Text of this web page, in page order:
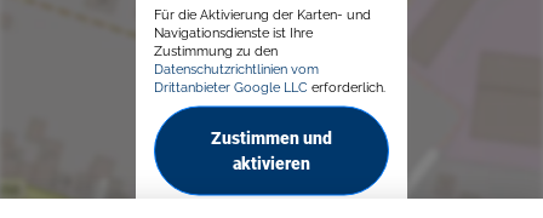
Für die Aktivierung der Karten- und
Navigationsdienste ist Ihre
Zustimmung zu den
Datenschutzrichtlinien vom
Drittanbieter Google LLC erforderlich.
Zustimmen und
aktivieren